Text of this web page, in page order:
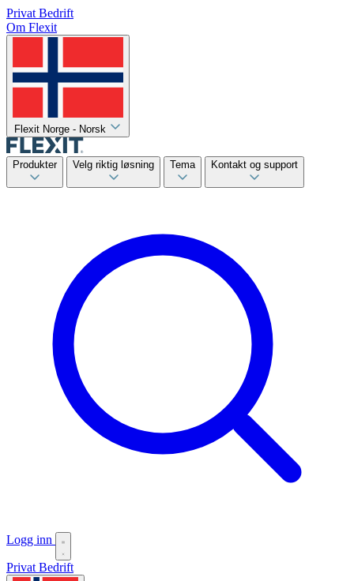
Privat Bedrift
Om Flexit
Flexit Norge - Norsk
Produkter Velg riktig løsning Tema Kontakt og support
Logg inn
Privat Bedrift